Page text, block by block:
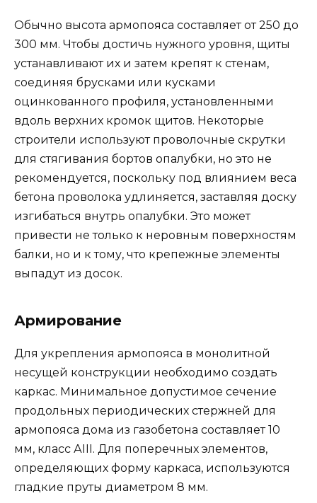
Обычно высота армопояса составляет от 250 до
300 мм. Чтобы достичь нужного уровня, щиты
устанавливают их и затем крепят к стенам,
соединяя брусками или кусками
оцинкованного профиля, установленными
вдоль верхних кромок щитов. Некоторые
строители используют проволочные скрутки
для стягивания бортов опалубки, но это не
рекомендуется, поскольку под влиянием веса
бетона проволока удлиняется, заставляя доску
изгибаться внутрь опалубки. Это может
привести не только к неровным поверхностям
балки, но и к тому, что крепежные элементы
выпадут из досок.
Армирование
Для укрепления армопояса в монолитной
несущей конструкции необходимо создать
каркас. Минимальное допустимое сечение
продольных периодических стержней для
армопояса дома из газобетона составляет 10
мм, класс АIII. Для поперечных элементов,
определяющих форму каркаса, используются
гладкие пруты диаметром 8 мм.